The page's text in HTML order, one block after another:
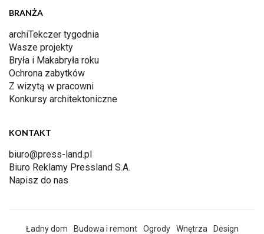
BRANŻA
archiTekczer tygodnia
Wasze projekty
Bryła i Makabryła roku
Ochrona zabytków
Z wizytą w pracowni
Konkursy architektoniczne
KONTAKT
biuro@press-land.pl
Biuro Reklamy Pressland S.A.
Napisz do nas
Ładny dom Budowa i remont Ogrody Wnętrza Design